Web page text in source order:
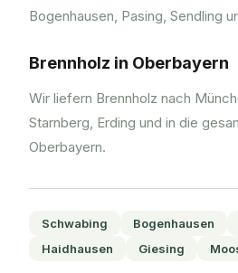
Bogenhausen, Pasing, Sendling
Brennholz in Oberbayern
Wir liefern Brennholz nach
Starnberg, Erding und in die
Oberbayern.
Schwabing Bogenhausen
Haidhausen
Giesing